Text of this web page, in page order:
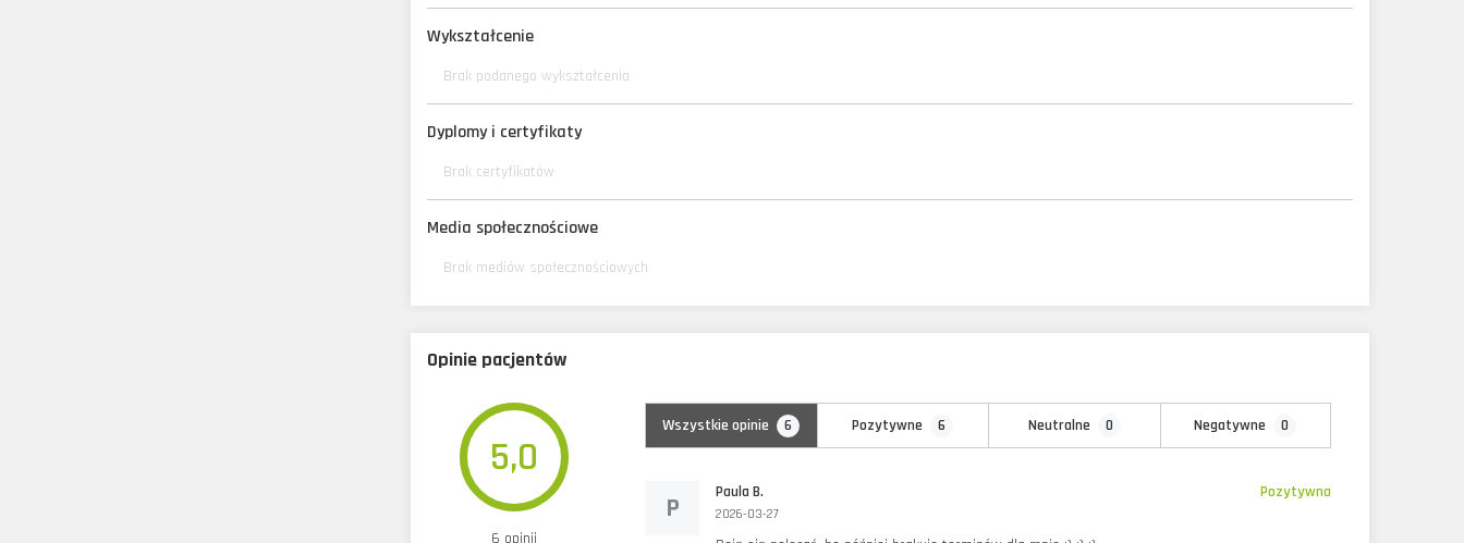
Wykształcenie
Brak podanego wykształcenia
Dyplomy i certyfikaty
Brak certyfikatów
Media społecznościowe
Brak mediów społecznościowych
Opinie pacjentów
5,0
6 opinii
Wszystkie opinie 6 Pozytywne 6 Neutralne 0 Negatywne 0
P Paula B. Pozytywna
2026-03-27